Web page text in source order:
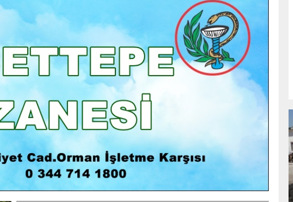
MARAŞ KAMPINDA
GÖKSUN HAFIZLIK KIZ KUR’AN KURSU